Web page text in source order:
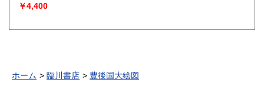
￥4,400
ホーム 臨川書店 豊後国大絵図